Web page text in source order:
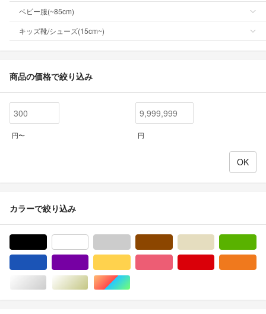
ベビー服(~85cm)
キッズ靴/シューズ(15cm~)
商品の価格で絞り込み
円〜 円
カラーで絞り込み
シルバー/銀色系ゴールド/金色系マルチカラー